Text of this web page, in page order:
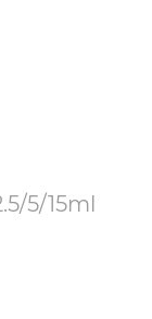
5/15ml